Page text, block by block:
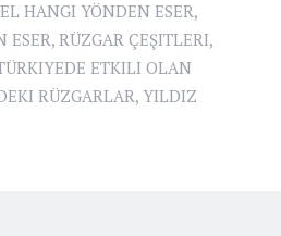
HANGI YÖNDEN ESER,
ESER, RÜZGAR ÇEŞITLERI,
ETKILI OLAN
RÜZGARLAR, YILDIZ